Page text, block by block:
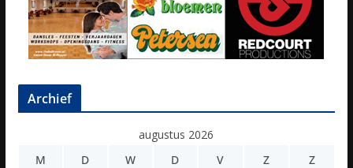
Archief
augustus 2026
M
D W D V Z Z